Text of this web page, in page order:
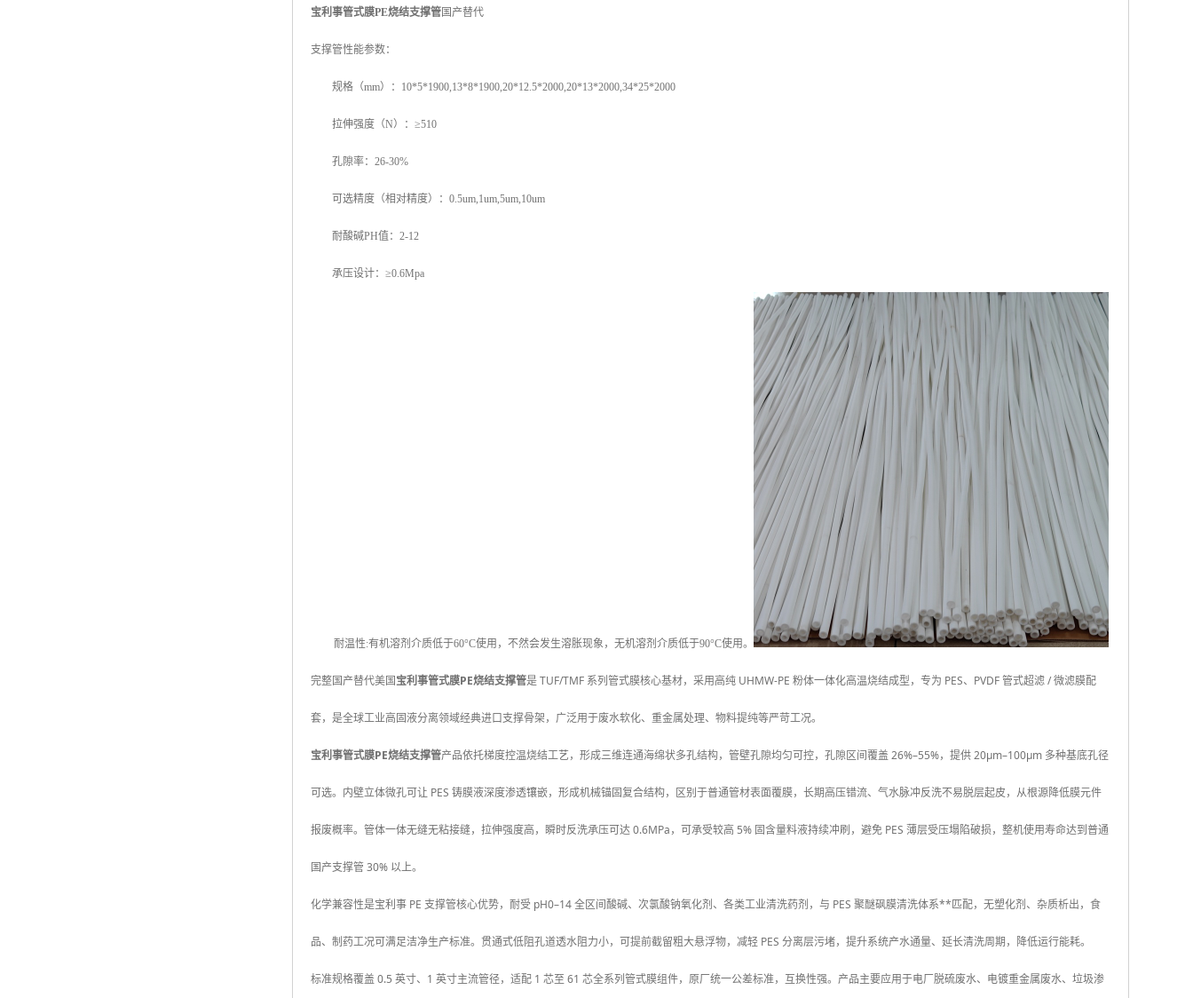
宝利事管式膜PE烧结支撑管国产替代
支撑管性能参数：
规格（mm）：10*5*1900,13*8*1900,20*12.5*2000,20*13*2000,34*25*2000
拉伸强度（N）：≥510
孔隙率：26-30%
可选精度（相对精度）：0.5um,1um,5um,10um
耐酸碱PH值：2-12
承压设计：≥0.6Mpa
耐温性:有机溶剂介质低于60°C使用，不然会发生溶胀现象，无机溶剂介质低于90°C使用。
完整国产替代美国宝利事管式膜PE烧结支撑管是 TUF/TMF 系列管式膜核心基材，采用高纯 UHMW-PE 粉体一体化高温烧结成型，专为 PES、PVDF 管式超滤 / 微滤膜配
套，是全球工业高固液分离领域经典进口支撑骨架，广泛用于废水软化、重金属处理、物料提纯等严苛工况。
宝利事管式膜PE烧结支撑管产品依托梯度控温烧结工艺，形成三维连通海绵状多孔结构，管壁孔隙均匀可控，孔隙区间覆盖 26%–55%，提供 20μm–100μm 多种基底孔径
可选。内壁立体微孔可让 PES 铸膜液深度渗透镶嵌，形成机械锚固复合结构，区别于普通管材表面覆膜，长期高压错流、气水脉冲反洗不易脱层起皮，从根源降低膜元件
报废概率。管体一体无缝无粘接缝，拉伸强度高，瞬时反洗承压可达 0.6MPa，可承受较高 5% 固含量料液持续冲刷，避免 PES 薄层受压塌陷破损，整机使用寿命达到普通
国产支撑管 30% 以上。
化学兼容性是宝利事 PE 支撑管核心优势，耐受 pH0–14 全区间酸碱、次氯酸钠氧化剂、各类工业清洗药剂，与 PES 聚醚砜膜清洗体系**匹配，无塑化剂、杂质析出，食
品、制药工况可满足洁净生产标准。贯通式低阻孔道透水阻力小，可提前截留粗大悬浮物，减轻 PES 分离层污堵，提升系统产水通量、延长清洗周期，降低运行能耗。
标准规格覆盖 0.5 英寸、1 英寸主流管径，适配 1 芯至 61 芯全系列管式膜组件，原厂统一公差标准，互换性强。产品主要应用于电厂脱硫废水、电镀重金属废水、垃圾渗